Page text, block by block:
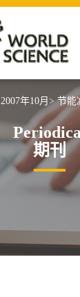
2007年10月> 节能
期刊